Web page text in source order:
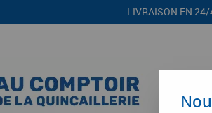
LIVRAISON EN 24/